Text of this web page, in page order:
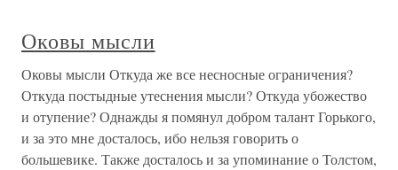
Оковы мысли
Оковы мысли Откуда же все несносные ограничения?
Откуда постыдные утеснения мысли? Откуда убожество
и отупение? Однажды я помянул добром талант Горького,
и за это мне досталось, ибо нельзя говорить о
большевике. Также досталось и за упоминание о Толстом,